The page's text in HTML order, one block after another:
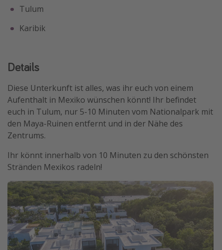
Tulum
Karibik
Details
Diese Unterkunft ist alles, was ihr euch von einem
Aufenthalt in Mexiko wünschen könnt! Ihr befindet
euch in Tulum, nur 5-10 Minuten vom Nationalpark mit
den Maya-Ruinen entfernt und in der Nähe des
Zentrums.
Ihr könnt innerhalb von 10 Minuten zu den schönsten
Stränden Mexikos radeln!